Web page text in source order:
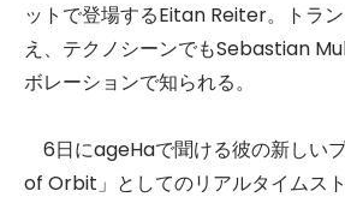
ットで登場するEitan Reiter。トラ
え、テクノシーンでもSebastian
ボレーションで知られる。
6日にageHaで聞ける彼の新しい
of Orbit」としてのリアルタイムス